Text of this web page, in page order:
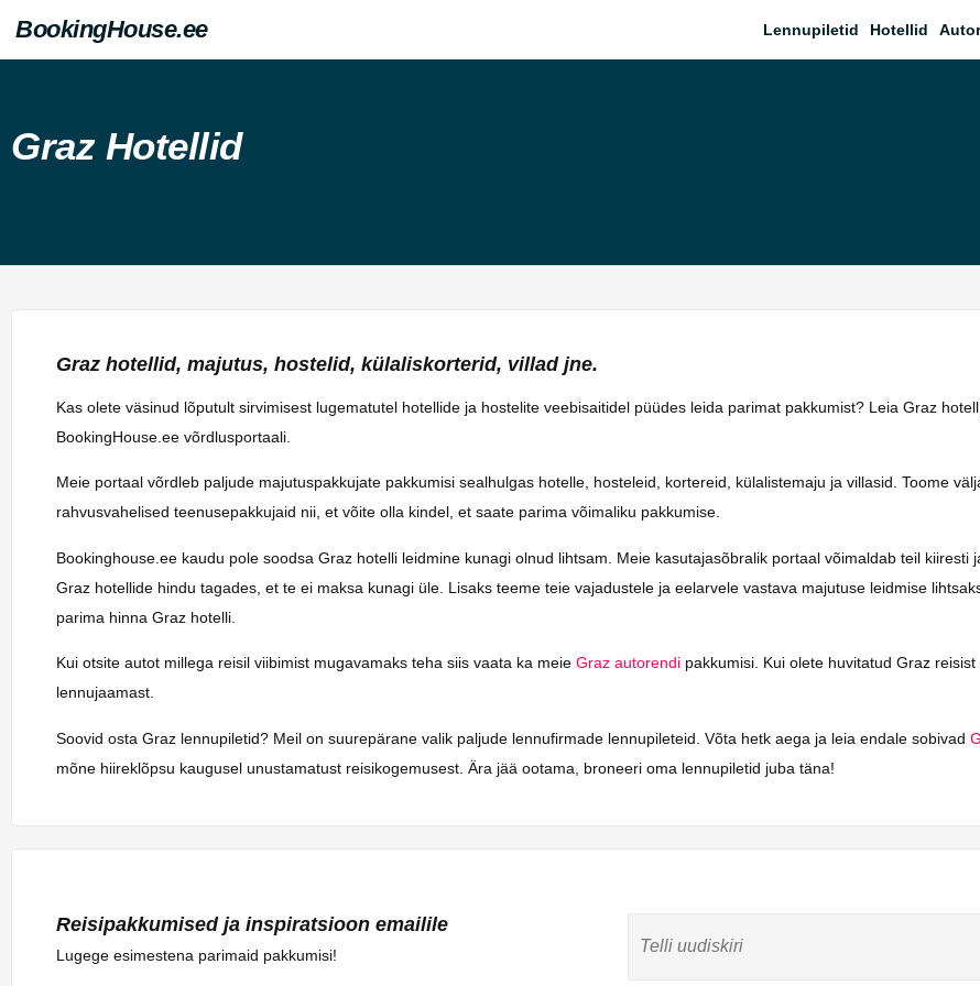
BookingHouse.ee Lennupiletid Hotellid
Graz Hotellid
Graz hotellid, majutus, hostelid, külaliskorterid, villad jne.
Kas olete väsinud lõputult sirvimisest lugematutel hotellide ja hostelite veebisaitidel püüdes leida parimat pakkumist? Leia Graz
BookingHouse.ee võrdlusportaali.
Meie portaal võrdleb paljude majutuspakkujate pakkumisi sealhulgas hotelle, hosteleid, kortereid, külalistemaju ja villasid. Toome
rahvusvahelised teenusepakkujaid nii, et võite olla kindel, et saate parima võimaliku pakkumise.
Bookinghouse.ee kaudu pole soodsa Graz hotelli leidmine kunagi olnud lihtsam. Meie kasutajasõbralik portaal võimaldab teil kiiresti
Graz hotellide hindu tagades, et te ei maksa kunagi üle. Lisaks teeme teie vajadustele ja eelarvele vastava majutuse leidmise
parima hinna Graz hotelli.
Kui otsite autot millega reisil viibimist mugavamaks teha siis vaata ka meie Graz autorendi pakkumisi. Kui olete huvitatud Graz
lennujaamast.
Soovid osta Graz lennupiletid? Meil on suurepärane valik paljude lennufirmade lennupileteid. Võta hetk aega ja leia endale sobivad
mõne hiireklõpsu kaugusel unustamatust reisikogemusest. Ära jää ootama, broneeri oma lennupiletid juba täna!
Reisipakkumised ja inspiratsioon emailile
Lugege esimestena parimaid pakkumisi!